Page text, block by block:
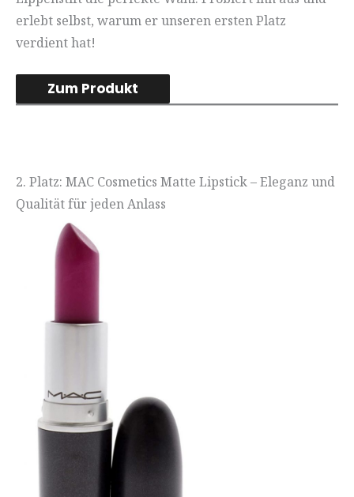
erlebt selbst, warum er unseren ersten Platz
verdient hat!
Zum Produkt
2. Platz: MAC Cosmetics Matte Lipstick – Eleganz und
Qualität für jeden Anlass